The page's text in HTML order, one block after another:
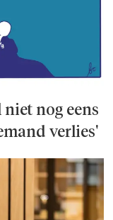
nog eens
verlies'